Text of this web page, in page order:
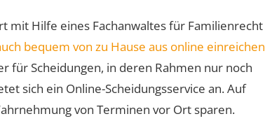
mit Hilfe eines Fachanwaltes für Familienrecht
bequem von zu Hause aus online einreichen
für Scheidungen, in deren Rahmen nur noch
sich ein Online-Scheidungsservice an. Auf
von Terminen vor Ort sparen.